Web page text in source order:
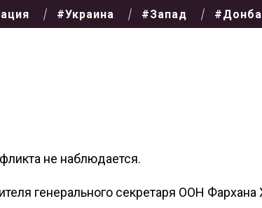
#Украина #Запад
не наблюдается.
генерального секретаря ООН Фархана